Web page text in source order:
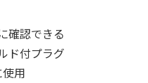
確認できる
ド付プラグ
用